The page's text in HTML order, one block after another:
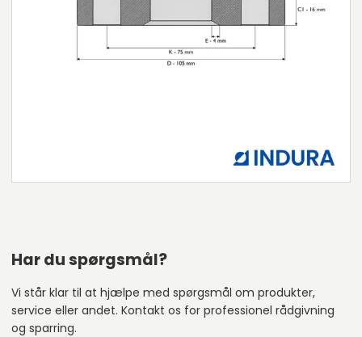
Har du spørgsmål?
Vi står klar til at hjælpe med spørgsmål om produkter,
service eller andet. Kontakt os for professionel rådgivning
og sparring.